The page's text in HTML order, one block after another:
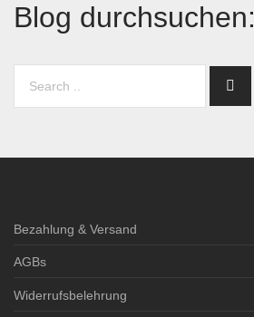
Blog durchsuchen:
Bezahlung & Versand
AGBs
Widerrufsbelehrung